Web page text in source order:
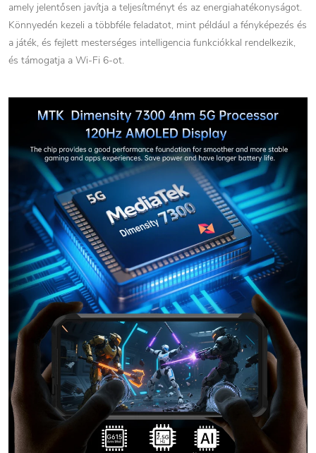
amely jelentősen javítja a teljesítményt és az energiahatékonyságot.
Könnyedén kezeli a többféle feladatot, mint például a fényképezés és
a játék, és fejlett mesterséges intelligencia funkciókkal rendelkezik,
és támogatja a Wi-Fi 6-ot.